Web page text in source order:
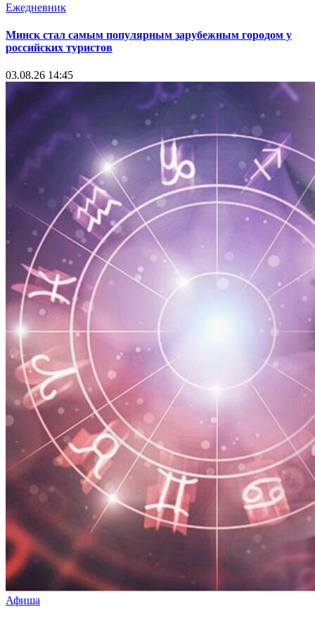
Ежедневник
Минск стал самым популярным зарубежным городом у
российских туристов
03.08.26 14:45
Афиша